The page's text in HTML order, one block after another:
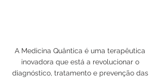
A Medicina Quântica é uma terapêutica
inovadora que está a revolucionar o
diagnóstico, tratamento e prevenção das